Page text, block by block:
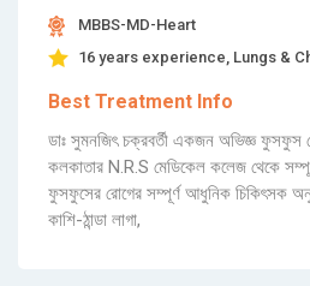
MBBS-MD-Heart
16 years experience, Lungs &
Best Treatment Info
ডাঃ সুমনজিৎ চক্রবর্তী একজন অভিজ্ঞ ফুসফুস
কলকাতার N.R.S মেডিকেল কলেজ থেকে
ফুসফুসের রোগের সম্পূর্ণ আধুনিক চিকিৎসক
কাশি-ঠান্ডা লাগা,